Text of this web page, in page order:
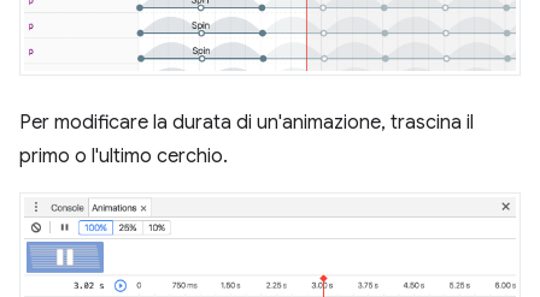
Per modificare la durata di un'animazione, trascina il
primo o l'ultimo cerchio.